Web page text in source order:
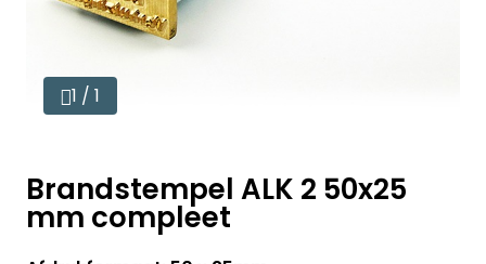
1 / 1
Brandstempel ALK 2 50x25
mm compleet